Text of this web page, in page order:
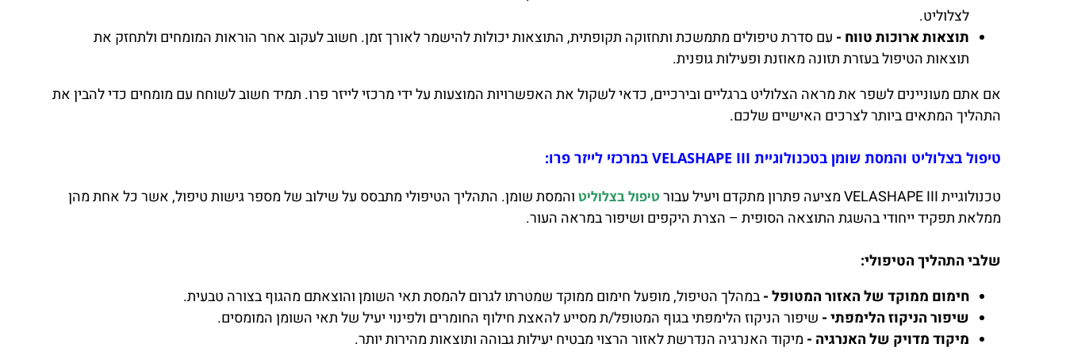
לצלוליט.
תוצאות ארוכות טווח - עם סדרת טיפולים מתמשכת ותחזוקה תקופתית, התוצאות יכולות להישמר לאורך זמן. חשוב לעקוב אחר הוראות המומחים ולתחזק את
תוצאות הטיפול בעזרת תזונה מאוזנת ופעילות גופנית.
אם אתם מעוניינים לשפר את מראה הצלוליט ברגליים ובירכיים, כדאי לשקול את האפשרויות המוצעות על ידי מרכזי לייזר פרו. תמיד חשוב לשוחח עם מומחים כדי להבין את
התהליך המתאים ביותר לצרכים האישיים שלכם.
טיפול בצלוליט והמסת שומן בטכנולוגיית VELASHAPE III במרכזי לייזר פרו:
טכנולוגיית VELASHAPE III מציעה פתרון מתקדם ויעיל עבור טיפול בצלוליט והמסת שומן. התהליך הטיפולי מתבסס על שילוב של מספר גישות טיפול, אשר כל אחת מהן
ממלאת תפקיד ייחודי בהשגת התוצאה הסופית – הצרת היקפים ושיפור במראה העור.
שלבי התהליך הטיפולי:
חימום ממוקד של האזור המטופל -במהלך הטיפול, מופעל חימום ממוקד שמטרתו לגרום להמסת תאי השומן והוצאתם מהגוף בצורה טבעית.
שיפור הניקוז הלימפתי - שיפור הניקוז הלימפתי בגוף המטופל/ת מסייע להאצת חילוף החומרים ולפינוי יעיל של תאי השומן המומסים.
מיקוד מדויק של האנרגיה - מיקוד האנרגיה הנדרשת לאזור הרצוי מבטיח יעילות גבוהה ותוצאות מהירות יותר.